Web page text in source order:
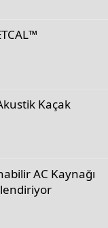
Kaçak
AC Kaynağı